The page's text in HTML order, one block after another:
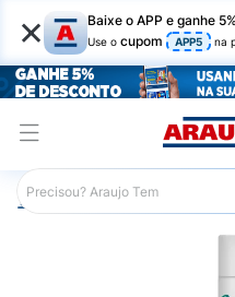
× Baixe o APP e ganhe
Use o cupom APP5 na
Araujo Dermocosméticos